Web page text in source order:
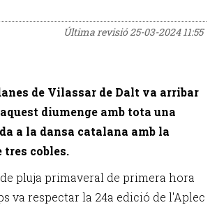
Última revisió25-03-2024 11:55
de Vilassar de Dalt va arribar
diumenge amb tota una
a la dansa catalana amb la
cobles.
pluja primaveral de primera hora
va respectar la 24a edició de l'Aplec